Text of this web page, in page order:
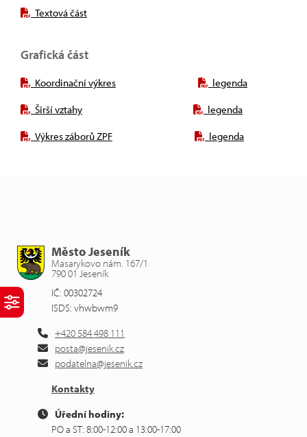
Textová část
Grafická část
Koordinační výkres legenda
Širší vztahy legenda
Výkres záborů ZPF legenda
Město Jeseník
Masarykovo nám. 167/1
790 01 Jeseník
IČ: 00302724
ISDS: vhwbwm9
+420 584 498 111
posta@jesenik.cz
podatelna@jesenik.cz
Kontakty
Úřední hodiny:
PO a ST: 8:00-12:00 a 13:00-17:00